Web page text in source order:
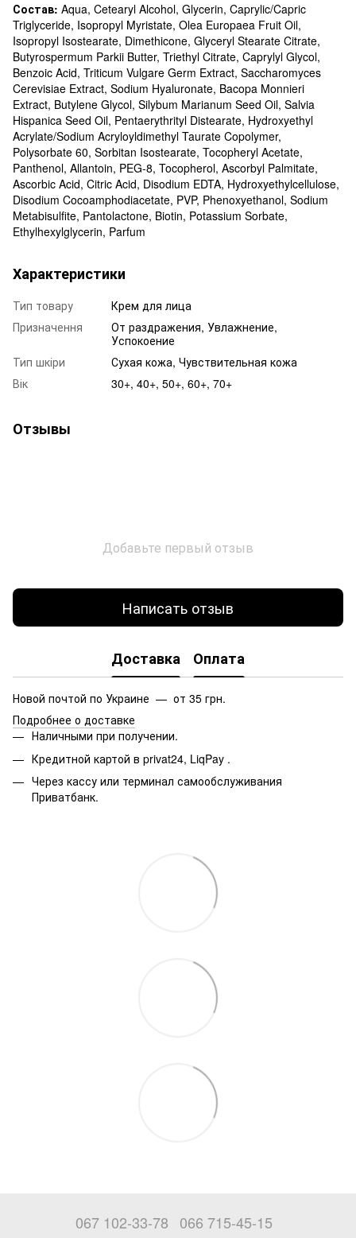
Состав: Aqua, Cetearyl Alcohol, Glycerin, Caprylic/Capric
Triglyceride, Isopropyl Myristate, Olea Europaea Fruit Oil,
Isopropyl Isostearate, Dimethicone, Glyceryl Stearate Citrate,
Butyrospermum Parkii Butter, Triethyl Citrate, Caprylyl Glycol,
Benzoic Acid, Triticum Vulgare Germ Extract, Saccharomyces
Cerevisiae Extract, Sodium Hyaluronate, Bacopa Monnieri
Extract, Butylene Glycol, Silybum Marianum Seed Oil, Salvia
Hispanica Seed Oil, Pentaerythrityl Distearate, Hydroxyethyl
Acrylate/Sodium Acryloyldimethyl Taurate Copolymer,
Polysorbate 60, Sorbitan Isostearate, Tocopheryl Acetate,
Panthenol, Allantoin, PEG-8, Tocopherol, Ascorbyl Palmitate,
Ascorbic Acid, Citric Acid, Disodium EDTA, Hydroxyethylcellulose,
Disodium Cocoamphodiacetate, PVP, Phenoxyethanol, Sodium
Metabisulfite, Pantolactone, Biotin, Potassium Sorbate,
Ethylhexylglycerin, Parfum
Характеристики
Тип товару
Крем для лица
Призначення
От раздражения, Увлажнение,
Успокоение
Тип шкіри
Сухая кожа, Чувствительная кожа
Вік
30+, 40+, 50+, 60+, 70+
Отзывы
Добавьте первый отзыв
Написать отзыв
Доставка Оплата
Новой почтой по Украине — от 35 грн.
Подробнее о доставке
Наличными при получении.
Кредитной картой в privat24, LiqPay .
Через кассу или терминал самообслуживания
Приватбанк.
067 102-33-78 066 715-45-15